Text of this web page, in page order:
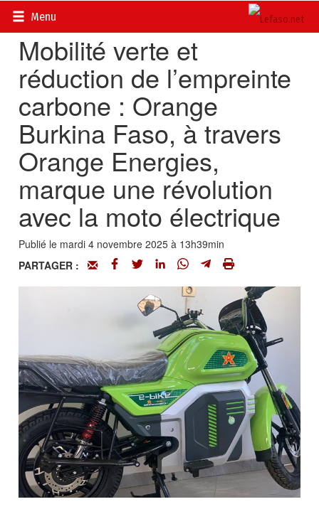
Menu
Accueil>
Mobilité verte et
réduction de l’empreinte
carbone : Orange
Burkina Faso, à travers
Orange Energies,
marque une révolution
avec la moto électrique
Publié le mardi 4 novembre 2025 à 13h39min
PARTAGER :